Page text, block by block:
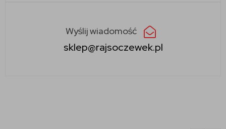
Wyślij wiadomość
sklep@rajsoczewek.pl